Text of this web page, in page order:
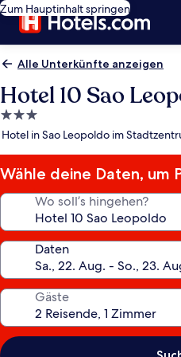
Zum Hauptinhalt springen
Alle Unterkünfte anzeigen
Hotel 10 Sao
3.0-
Sterne-
Hotel in Sao Leopoldo im
Wähle deine Daten, um
Wo soll’s hingehen?
Daten
Gäste